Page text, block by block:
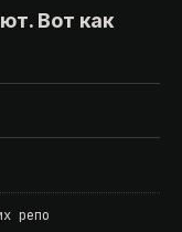
Вот как
репо